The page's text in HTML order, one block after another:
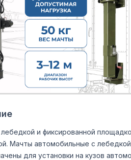
и фиксированной
Мачты автомобильные с
для установки на кузов